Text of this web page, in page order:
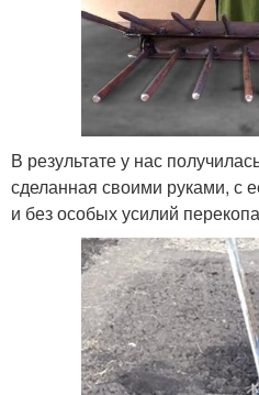
В результате у нас
сделанная своими руками,
и без особых усилий